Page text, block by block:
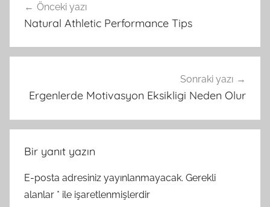
gezinmesi
Önceki yazı
Natural Athletic Performance Tips
Sonraki yazı
Ergenlerde Motivasyon Eksikligi Neden Olur
Bir yanıt yazın
E-posta adresiniz yayınlanmayacak. Gerekli
alanlar * ile işaretlenmişlerdir